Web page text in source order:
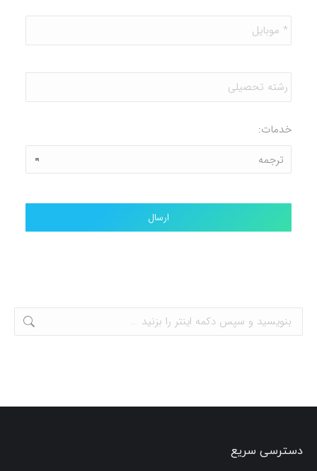
*
موبایل *
رشته
تحصیلی
خدمات:
دسترسی سریع